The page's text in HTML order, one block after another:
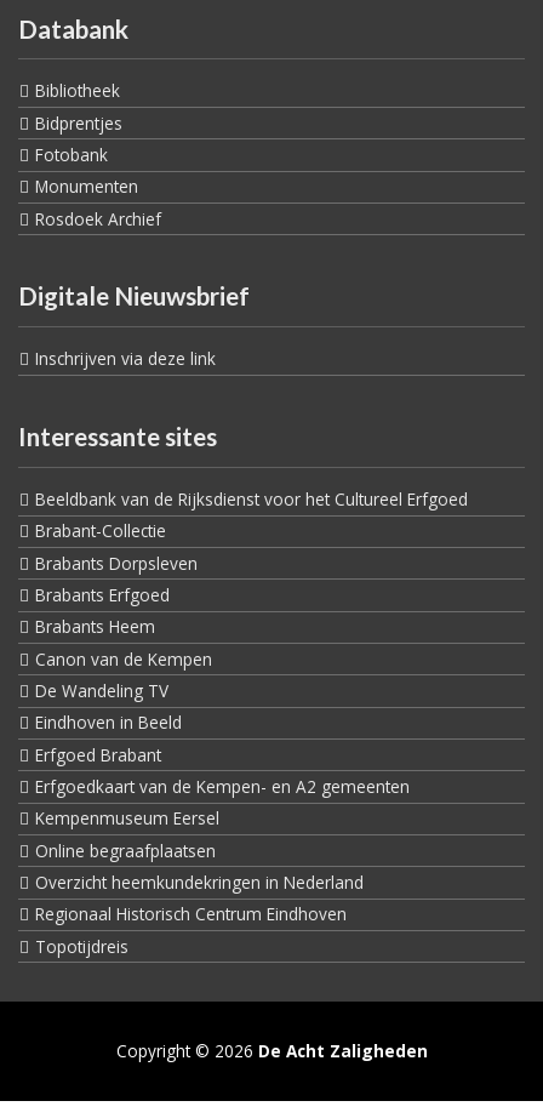
Databank
Bibliotheek
Bidprentjes
Fotobank
Monumenten
Rosdoek Archief
Digitale Nieuwsbrief
Inschrijven via deze link
Interessante sites
Beeldbank van de Rijksdienst voor het Cultureel Erfgoed
Brabant-Collectie
Brabants Dorpsleven
Brabants Erfgoed
Brabants Heem
Canon van de Kempen
De Wandeling TV
Eindhoven in Beeld
Erfgoed Brabant
Erfgoedkaart van de Kempen- en A2 gemeenten
Kempenmuseum Eersel
Online begraafplaatsen
Overzicht heemkundekringen in Nederland
Regionaal Historisch Centrum Eindhoven
Topotijdreis
Copyright © 2026 De Acht Zaligheden